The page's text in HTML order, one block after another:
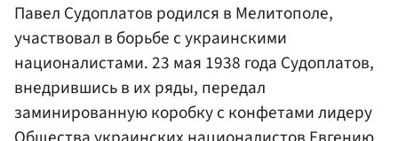
Павел Судоплатов родился в Мелитополе,
участвовал в борьбе с украинскими
националистами. 23 мая 1938 года Судоплатов,
внедрившись в их ряды, передал
заминированную коробку с конфетами лидеру